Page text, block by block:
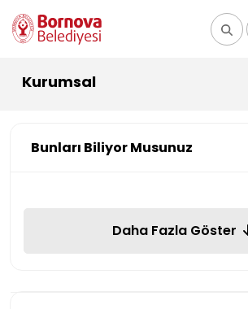
Kurumsal
Bunları Biliyor Musunuz
Daha Fazla Göster